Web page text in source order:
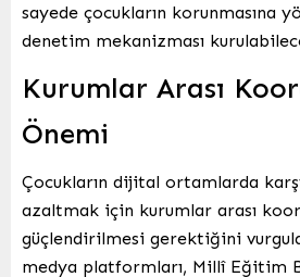
sayede çocukların korunmasına
denetim mekanizması
Kurumlar Arası
Önemi
Çocukların dijital ortamlarda
azaltmak için kurumlar arası
güçlendirilmesi gerektiğini
medya platformları, Millî Eğitim